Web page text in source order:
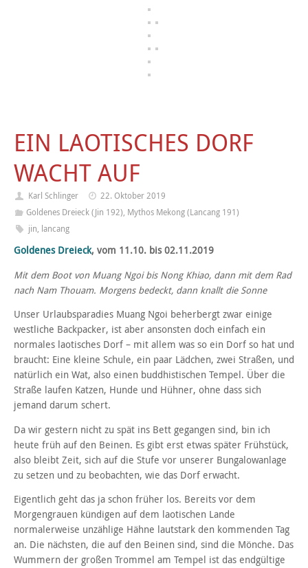
EIN LAOTISCHES DORF
WACHT AUF
Karl Schlinger
22. Oktober 2019
Goldenes Dreieck (Jin 192), Mythos Mekong (Lancang 191)
jin, lancang
Goldenes Dreieck, vom 11.10. bis 02.11.2019
Mit dem Boot von Muang Ngoi bis Nong Khiao, dann mit dem Rad
nach Nam Thouam. Morgens bedeckt, dann knallt die Sonne
Unser Urlaubsparadies Muang Ngoi beherbergt zwar einige
westliche Backpacker, ist aber ansonsten doch einfach ein
normales laotisches Dorf – mit allem was so ein Dorf so hat und
braucht: Eine kleine Schule, ein paar Lädchen, zwei Straßen, und
natürlich ein Wat, also einen buddhistischen Tempel. Über die
Straße laufen Katzen, Hunde und Hühner, ohne dass sich
jemand darum schert.
Da wir gestern nicht zu spät ins Bett gegangen sind, bin ich
heute früh auf den Beinen. Es gibt erst etwas später Frühstück,
also bleibt Zeit, sich auf die Stufe vor unserer Bungalowanlage
zu setzen und zu beobachten, wie das Dorf erwacht.
Eigentlich geht das ja schon früher los. Bereits vor dem
Morgengrauen kündigen auf dem laotischen Lande
normalerweise unzählige Hähne lautstark den kommenden Tag
an. Die nächsten, die auf den Beinen sind, sind die Mönche. Das
Wummern der großen Trommel am Tempel ist das endgültige